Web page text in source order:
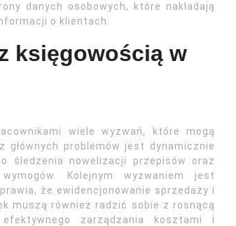
danych osobowych, które nakładają
o klientach.
księgowością w
wiele wyzwań, które mogą
problemów jest dynamicznie
śledzenia nowelizacji przepisów oraz
Kolejnym wyzwaniem jest
że ewidencjonowanie sprzedaży i
muszą również radzić sobie z rosnącą
zarządzania kosztami i